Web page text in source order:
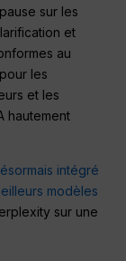
sur les
et
au
les
et les
hautement
intégré
modèles
sur une